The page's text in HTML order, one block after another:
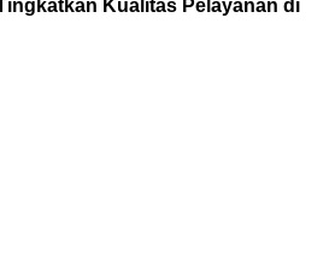
Kualitas Pelayanan di